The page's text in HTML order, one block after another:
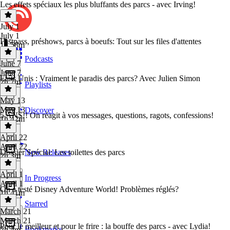
Podcasts
Playlists
Discover
New Releases
In Progress
Starred
Les effets spéciaux les plus bluffants des parcs - avec Irving!
July 1
July 1
1h 58m
Fastpass, préshows, parcs à boeufs: Tout sur les files d'attentes
June 7
June 7
2h 7m
⁠Etats Unis : Vraiment le paradis des parcs? Avec Julien Simon
May 13
May 13
1h 42m
5 ANS!! On réagit à vos messages, questions, ragots, confessions!
April 22
April 22
2h 3m
Dossier Spécial: Les toilettes des parcs
April 1
April 1
1h 41m
On a testé Disney Adventure World! Problèmes réglés?
March 21
March 21
⁠Pour le meilleur et pour le frire : la bouffe des parcs - avec Lydia!